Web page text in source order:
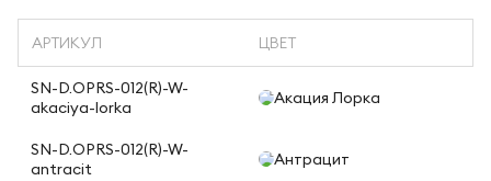
АРТИКУЛ ЦВЕТ
SN-D.OPRS-012(R)-W-
akaciya-lorka
Акация Лорка
SN-D.OPRS-012(R)-W-
antracit
Антрацит